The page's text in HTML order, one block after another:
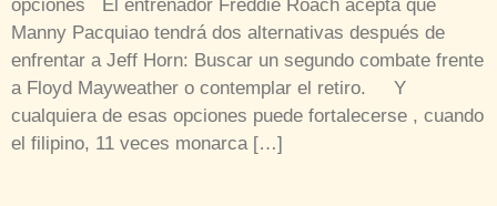
opciones El entrenador Freddie Roach acepta que
Manny Pacquiao tendrá dos alternativas después de
enfrentar a Jeff Horn: Buscar un segundo combate frente
a Floyd Mayweather o contemplar el retiro. Y
cualquiera de esas opciones puede fortalecerse , cuando
el filipino, 11 veces monarca […]